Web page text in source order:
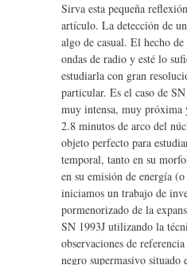
Sirva esta pequeña
artículo. La detección de
algo de casual. El hecho de
ondas de radio y esté lo
estudiarla con gran
particular. Es el caso de
muy intensa, muy próxima
2.8 minutos de arco del
objeto perfecto para
temporal, tanto en su
en su emisión de energía
iniciamos un trabajo de
pormenorizado de la
SN 1993J utilizando la
observaciones de
negro supermasivo situado